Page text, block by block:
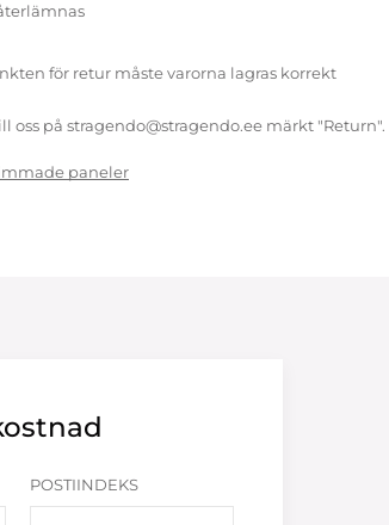
för retur måste varorna lagras korrekt
oss på stragendo@stragendo.ee märkt "Return".
paneler
POSTIINDEKS